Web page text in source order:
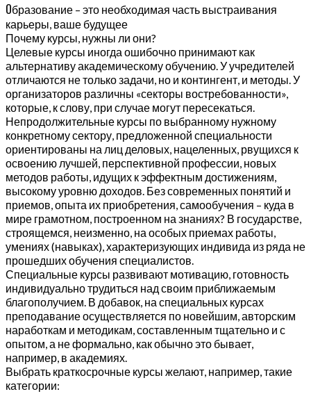
Образование – это необходимая часть выстраивания
карьеры, ваше будущее
Почему курсы, нужны ли они?
Целевые курсы иногда ошибочно принимают как
альтернативу академическому обучению. У учредителей
отличаются не только задачи, но и контингент, и методы. У
организаторов различны «секторы востребованности»,
которые, к слову, при случае могут пересекаться.
Непродолжительные курсы по выбранному нужному
конкретному сектору, предложенной специальности
ориентированы на лиц деловых, нацеленных, рвущихся к
освоению лучшей, перспективной профессии, новых
методов работы, идущих к эффектным достижениям,
высокому уровню доходов. Без современных понятий и
приемов, опыта их приобретения, самообучения – куда в
мире грамотном, построенном на знаниях? В государстве,
строящемся, неизменно, на особых приемах работы,
умениях (навыках), характеризующих индивида из ряда не
прошедших обучения специалистов.
Специальные курсы развивают мотивацию, готовность
индивидуально трудиться над своим приближаемым
благополучием. В добавок, на специальных курсах
преподавание осуществляется по новейшим, авторским
наработкам и методикам, составленным тщательно и с
опытом, а не формально, как обычно это бывает,
например, в академиях.
Выбрать краткосрочные курсы желают, например, такие
категории: